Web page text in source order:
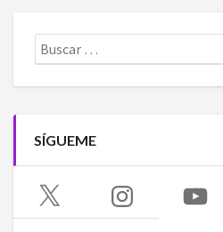
Buscar:
SÍGUEME
X Instagram YouTube